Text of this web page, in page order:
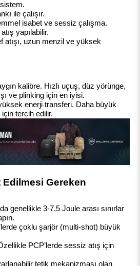
ile çalışır.
isabet ve sessiz çalışma.
yapılabilir.
atışı, uzun menzil ve yüksek
kalibre. Hızlı uçuş, düz yörünge,
ve plinking için en iyisi.
enerji transferi. Daha büyük
tercih edilir.
Edilmesi Gereken
genellikle 3-7.5 Joule arası sınırlar
çoklu şarjör (multi-shot) büyük
PCP’lerde sessiz atış için
tetik mekanizması olan